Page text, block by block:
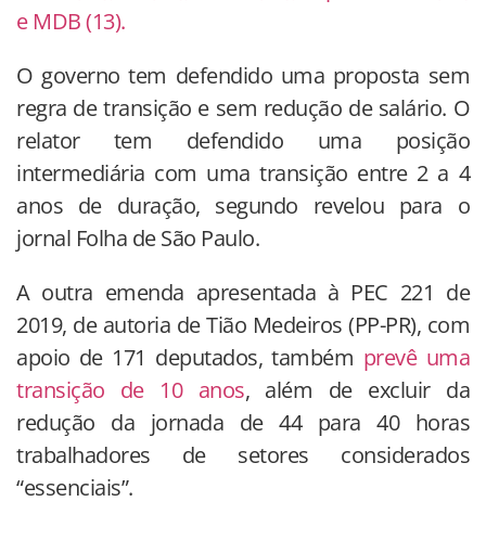
e MDB (13).
O governo tem defendido uma proposta sem
regra de transição e sem redução de salário. O
relator tem defendido uma posição
intermediária com uma transição entre 2 a 4
anos de duração, segundo revelou para o
jornal Folha de São Paulo.
A outra emenda apresentada à PEC 221 de
2019, de autoria de Tião Medeiros (PP-PR), com
apoio de 171 deputados, também prevê uma
transição de 10 anos, além de excluir da
redução da jornada de 44 para 40 horas
trabalhadores de setores considerados
“essenciais”.